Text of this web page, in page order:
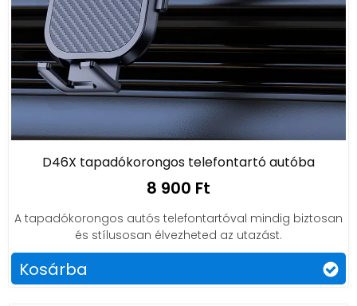
D46X tapadókorongos telefontartó autóba
8 900 Ft
A tapadókorongos autós telefontartóval mindig biztosan
és stílusosan élvezheted az utazást.
Kosárba